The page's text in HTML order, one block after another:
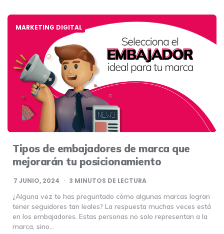
MARKETING DIGITAL
Tipos de embajadores de marca que
mejorarán tu posicionamiento
7 JUNIO, 2024 3 MINUTOS DE LECTURA
¿Alguna vez te has preguntado cómo algunas marcas logran
tener seguidores tan leales? La respuesta muchas veces está
en los embajadores. Estas personas no solo representan a la
marca, sino…